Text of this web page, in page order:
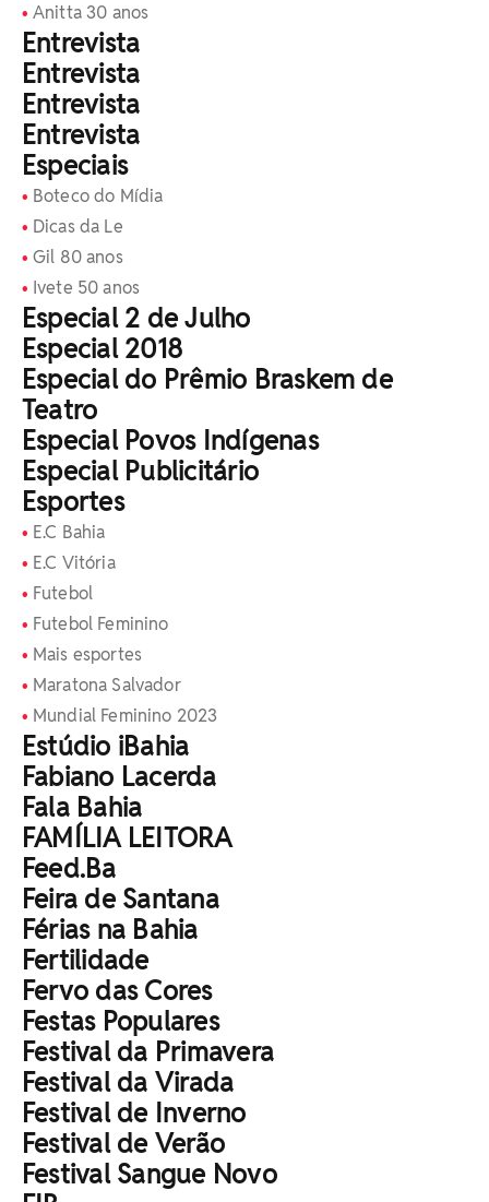
Anitta 30 anos
Entrevista
Entrevista
Entrevista
Entrevista
Especiais
Boteco do Mídia
Dicas da Le
Gil 80 anos
Ivete 50 anos
Especial 2 de Julho
Especial 2018
Especial do Prêmio Braskem de
Teatro
Especial Povos Indígenas
Especial Publicitário
Esportes
E.C Bahia
E.C Vitória
Futebol
Futebol Feminino
Mais esportes
Maratona Salvador
Mundial Feminino 2023
Estúdio iBahia
Fabiano Lacerda
Fala Bahia
FAMÍLIA LEITORA
Feed.Ba
Feira de Santana
Férias na Bahia
Fertilidade
Fervo das Cores
Festas Populares
Festival da Primavera
Festival da Virada
Festival de Inverno
Festival de Verão
Festival Sangue Novo